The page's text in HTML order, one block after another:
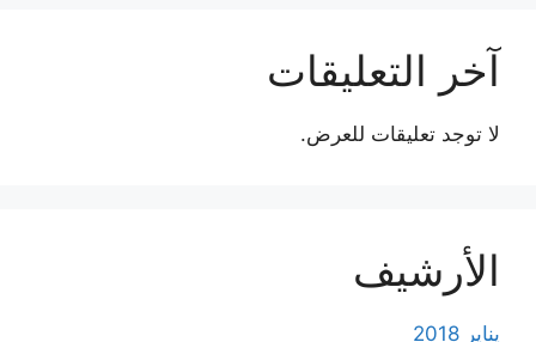
آخر التعليقات
لا توجد تعليقات للعرض.
الأرشيف
يناير 2018